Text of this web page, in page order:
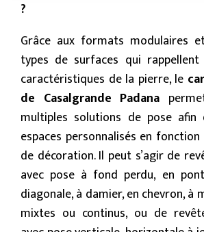
?
Grâce aux formats modulaires
types de surfaces qui rappellent
caractéristiques de la pierre, le
de Casalgrande Padana
multiples solutions de pose afin
espaces personnalisés en
de décoration. Il peut s’agir de
avec pose à fond perdu, en
diagonale, à damier, en chevron, à
mixtes ou continus, ou de